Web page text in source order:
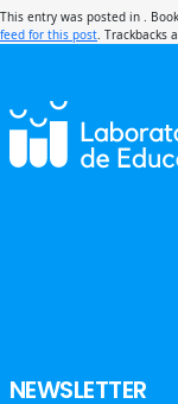
This entry was posted in .
feed for this post . Trackbacks
NEWSLETTER